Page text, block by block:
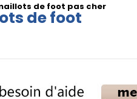
de foot pas cher
de foot